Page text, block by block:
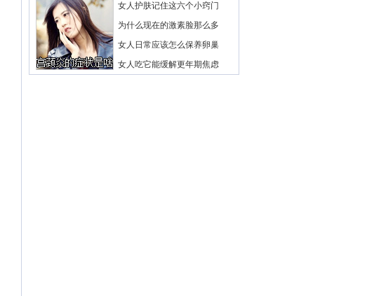
女人护肤记住这六个小窍门
为什么现在的激素脸那么多
女人日常应该怎么保养卵巢
女人吃它能缓解更年期焦虑